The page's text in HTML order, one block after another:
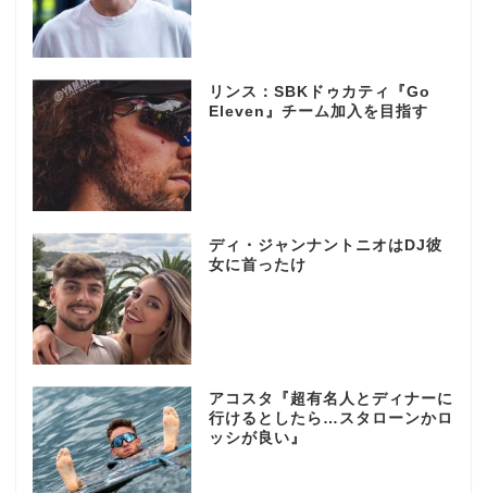
リンス：SBKドゥカティ『Go
Eleven』チーム加入を目指す
ディ・ジャンナントニオはDJ彼
女に首ったけ
アコスタ『超有名人とディナーに
行けるとしたら…スタローンかロ
ッシが良い』